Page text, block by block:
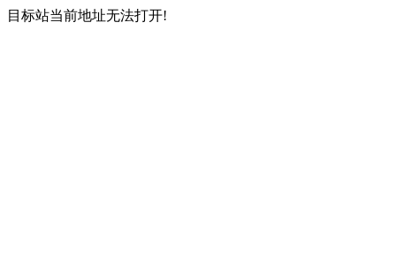
目标站当前地址无法打开!